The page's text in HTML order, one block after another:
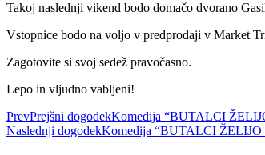
Takoj naslednji vikend bodo domačo dvorano
Vstopnice bodo na voljo v predprodaji v Market
Zagotovite si svoj sedež pravočasno.
Lepo in vljudno vabljeni!
PrevPrejšni dogodekKomedija “BUTALCI
Naslednji dogodekKomedija “BUTALCI